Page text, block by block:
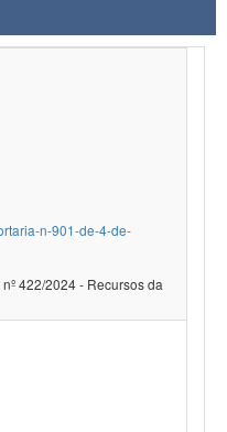
n-901-de-4-de-